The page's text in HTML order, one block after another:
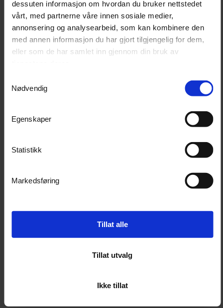
dessuten informasjon om hvordan du bruker nettstedet
vårt, med partnerne våre innen sosiale medier,
annonsering og analysearbeid, som kan kombinere den
med annen informasjon du har gjort tilgjengelig for dem,
eller som de har samlet inn gjennom din bruk av
Nødvendig
Egenskaper
Statistikk
Markedsføring
Tillat alle
Tillat utvalg
Ikke tillat
sikkerhet ved parkering.
Merk at produktet leveres uten flasker, utstyr eller
annet innhold som eventuelt vises på illustrasjonsbilder.
Solid og lav tralle for utstyrs- og kjemitransport
Svingbare hjul gir god manøvrering på ujevnt
To hjul med brems gir stabilitet ved behov
Bruksområder
Egnet for både profesjonelle verksteder og